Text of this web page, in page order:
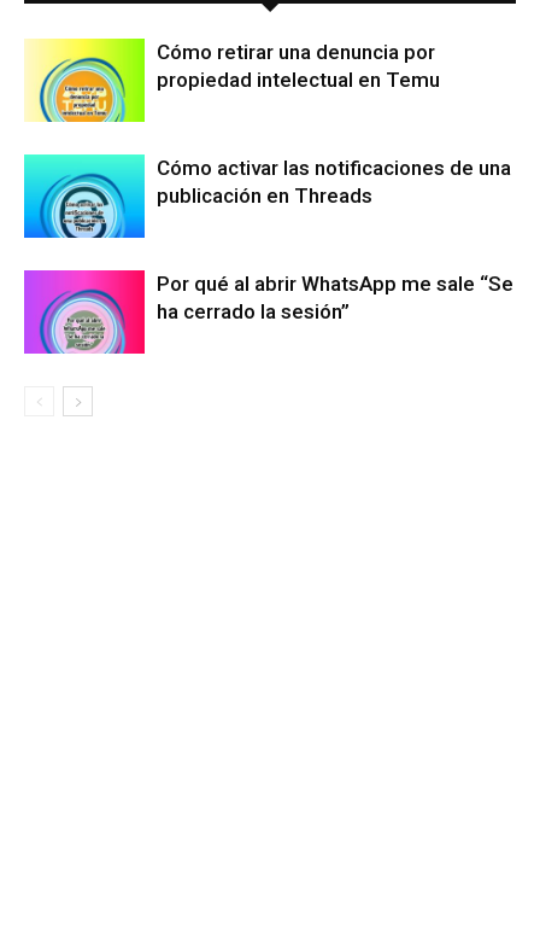
Cómo retirar una denuncia por
propiedad intelectual en Temu
Cómo activar las notificaciones de una
publicación en Threads
Por qué al abrir WhatsApp me sale “Se
ha cerrado la sesión”